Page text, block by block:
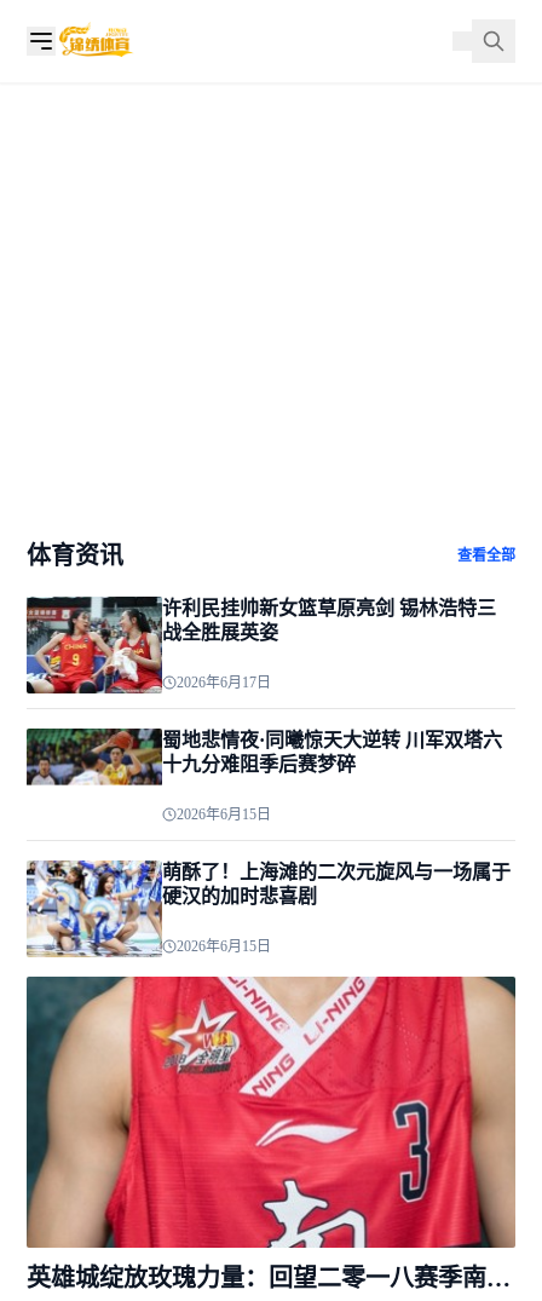
体育资讯 查看全部
许利民挂帅新女篮草原亮剑 锡林浩特三
战全胜展英姿
2026年6月17日
蜀地悲情夜·同曦惊天大逆转 川军双塔六
十九分难阻季后赛梦碎
2026年6月15日
萌酥了！上海滩的二次元旋风与一场属于
硬汉的加时悲喜剧
2026年6月15日
英雄城绽放玫瑰力量：回望二零一八赛季南区